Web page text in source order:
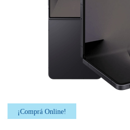
¡Comprá Online!